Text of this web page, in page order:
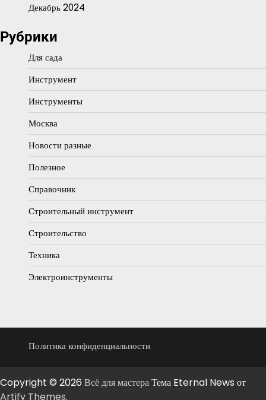
Декабрь 2024
Рубрики
Для сада
Инструмент
Инструменты
Москва
Новости разные
Полезное
Справочник
Строительный инструмент
Строительство
Техника
Электроинструменты
Политика конфиденциальности
Copyright © 2026 Всё для мастераТема Eternal News от
Artify Themes.